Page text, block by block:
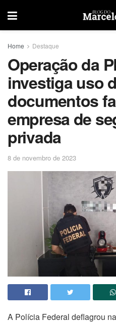
Home Destaque
Operação da
investiga uso
documentos
empresa de
privada
8 de novembro de 2023
A Polícia Federal deflagrou